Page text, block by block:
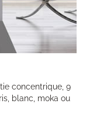
concentrique, 9
blanc, moka ou